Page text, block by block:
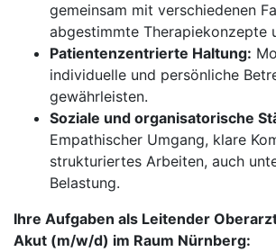
gemeinsam mit verschiedenen
abgestimmte Therapiekonzepte
Patientenzentrierte Haltung:
individuelle und persönliche
gewährleisten.
Soziale und organisatorische
Empathischer Umgang, klare
strukturiertes Arbeiten, auch
Belastung.
Ihre Aufgaben als Leitender
Akut (m/w/d) im Raum Nürnberg: